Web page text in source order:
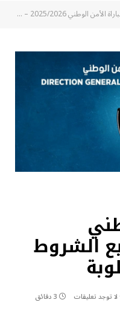
الأمن الوطني 2025/2026 – جميع الشروط والتفاصيل المطلوبة
– جميع الشروط
لا توجد تعليقات 3 دقائق